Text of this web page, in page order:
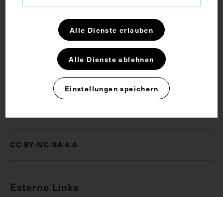
worden.
Schlagwörter
Psychologie
CC BY-NC-SA 4.0
Externe Links
Alle Dienste erlauben
Alle Dienste ablehnen
Einstellungen speichern